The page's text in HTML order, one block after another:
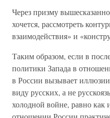
Через призму
хочется, рассмотреть
взаимодействия» и
Таким образом, если в
политики Запада в
в России вызывает
виду русских, а не
холодной войне, равно как